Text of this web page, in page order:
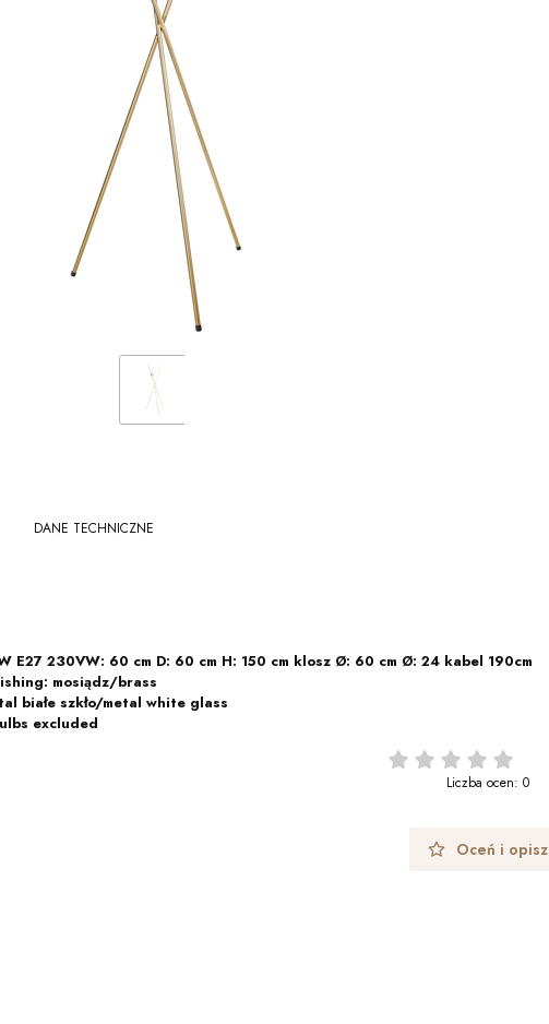
DANE TECHNICZNE
E27 230VW: 60 cm D: 60 cm H: 150 cm klosz Ø: 60 cm Ø: 24 kabel 190cm
mosiądz/brass
białe szkło/metal white glass
excluded
Liczba ocen: 0
Oceń i opisz